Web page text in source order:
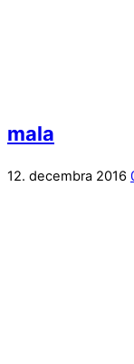
mala
12. decembra 2016